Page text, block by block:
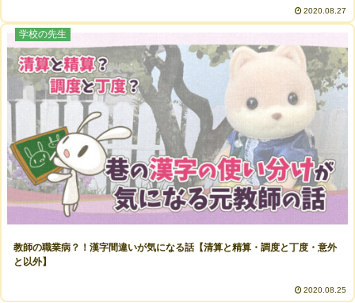
2020.08.27
学校の先生
教師の職業病？！漢字間違いが気になる話【清算と精算・調度と丁度・意外
と以外】
2020.08.25